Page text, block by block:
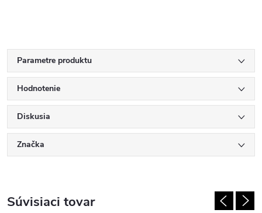
Parametre produktu
Hodnotenie
Diskusia
Značka
Súvisiaci tovar